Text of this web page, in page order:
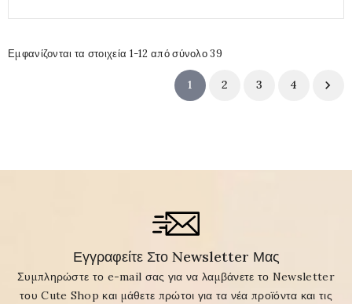
Εμφανίζονται τα στοιχεία 1-12 από σύνολο 39
1 2 3 4 
Εγγραφείτε Στο Newsletter Μας
Συμπληρώστε το e-mail σας για να λαμβάνετε το Newsletter
του Cute Shop και μάθετε πρώτοι για τα νέα προϊόντα και τις